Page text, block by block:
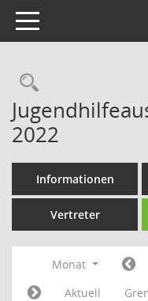
Toggle navigation
2022
Informationen
Vertreter
Monat
Aktuell